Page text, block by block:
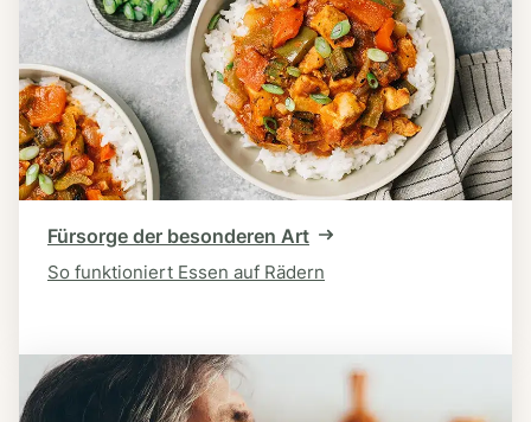
Fürsorge der besonderen Art
So funktioniert Essen auf Rädern